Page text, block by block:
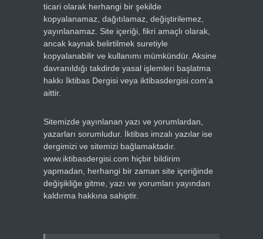
ticari olarak herhangi bir şekilde
kopyalanamaz, dağıtılamaz, değiştirilemez,
yayınlanamaz. Site içeriği, fikri amaçlı olarak,
ancak kaynak belirtilmek suretiyle
kopyalanabilir ve kullanımı mümkündür. Aksine
davranıldığı takdirde yasal işlemleri başlatma
hakkı İktibas Dergisi veya iktibasdergisi.com’a
aittir.
Sitemizde yayınlanan yazı ve yorumlardan,
yazarları sorumludur. İktibas imzalı yazılar ise
dergimizi ve sitemizi bağlamaktadır.
www.iktibasdergisi.com hiçbir bildirim
yapmadan, herhangi bir zaman site içeriğinde
değişikliğe gitme, yazı ve yorumları yayından
kaldırma hakkına sahiptir.